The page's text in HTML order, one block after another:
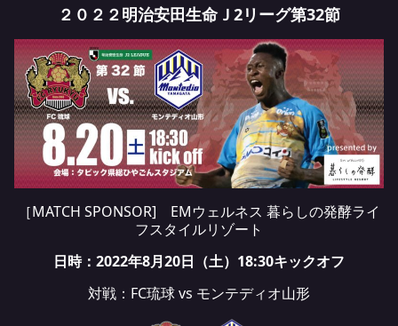
２０２２明治安田生命Ｊ2リーグ第32節
［MATCH SPONSOR] EMウェルネス 暮らしの発酵ライ
フスタイルリゾート
日時：2022年8月20日（土）18:30キックオフ
対戦：FC琉球 vs モンテディオ山形